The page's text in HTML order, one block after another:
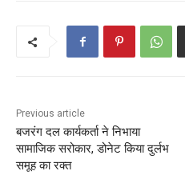
Previous article
बजरंग दल कार्यकर्ता ने निभाया
सामाजिक सरोकार, डोनेट किया दुर्लभ
समूह का रक्त